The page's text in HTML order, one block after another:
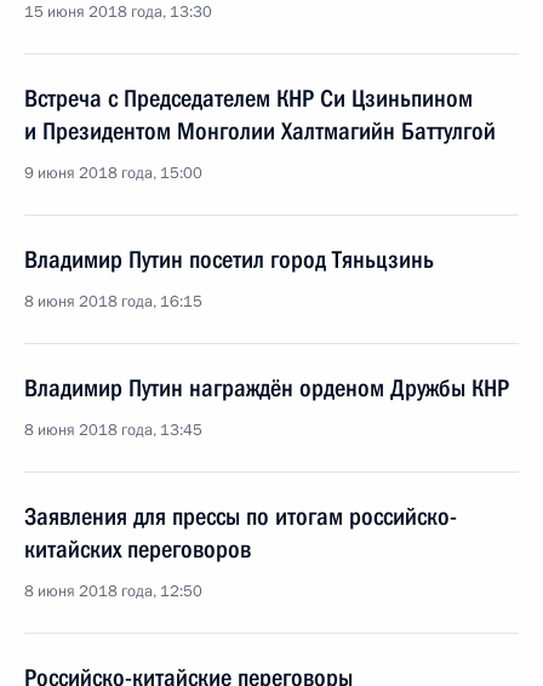
15 июня 2018 года, 13:30
Встреча с Председателем КНР Си Цзиньпином
и Президентом Монголии Халтмагийн Баттулгой
9 июня 2018 года, 15:00
Владимир Путин посетил город Тяньцзинь
8 июня 2018 года, 16:15
Владимир Путин награждён орденом Дружбы КНР
8 июня 2018 года, 13:45
Заявления для прессы по итогам российско-
китайских переговоров
8 июня 2018 года, 12:50
Российско-китайские переговоры